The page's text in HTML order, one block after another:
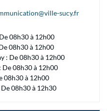
sucy.fr
08h30 à 12h00
08h30 à 12h00
: De 08h30 à 12h00
De 08h30 à 12h00
08h30 à 12h00
08h30 à 12h30